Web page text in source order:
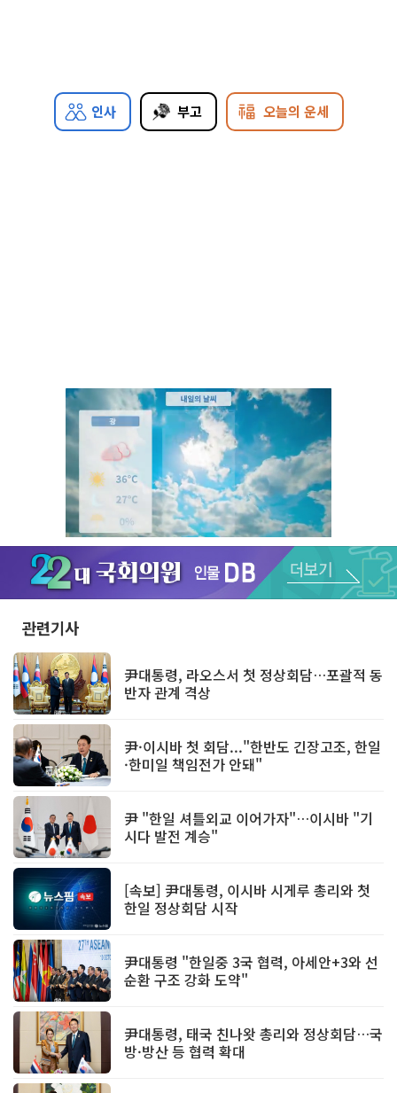
인사 부고 오늘의 운세
Unmute
관련기사
尹대통령, 라오스서 첫 정상회담…포괄적 동
반자 관계 격상
尹·이시바 첫 회담..."한반도 긴장고조, 한일
·한미일 책임전가 안돼"
尹 "한일 셔틀외교 이어가자"…이시바 "기
시다 발전 계승"
[속보] 尹대통령, 이시바 시게루 총리와 첫
한일 정상회담 시작
尹대통령 "한일중 3국 협력, 아세안+3와 선
순환 구조 강화 도약"
尹대통령, 태국 친나왓 총리와 정상회담…국
방·방산 등 협력 확대